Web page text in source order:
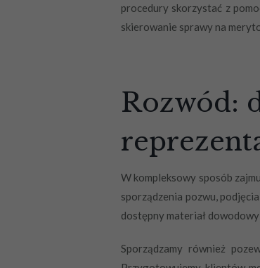
procedury skorzystać z
skierowanie sprawy na
Rozwód:
W kompleksowy sposób
sporządzenia pozwu,
dostępny materiał
Sporządzamy również